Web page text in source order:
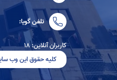
تلفن گویا:
کاربران آنلاین: ۱۸
کلیه حقوق این وب